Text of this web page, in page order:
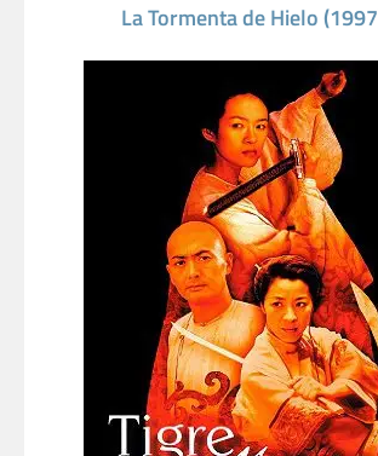
La Tormenta de Hielo